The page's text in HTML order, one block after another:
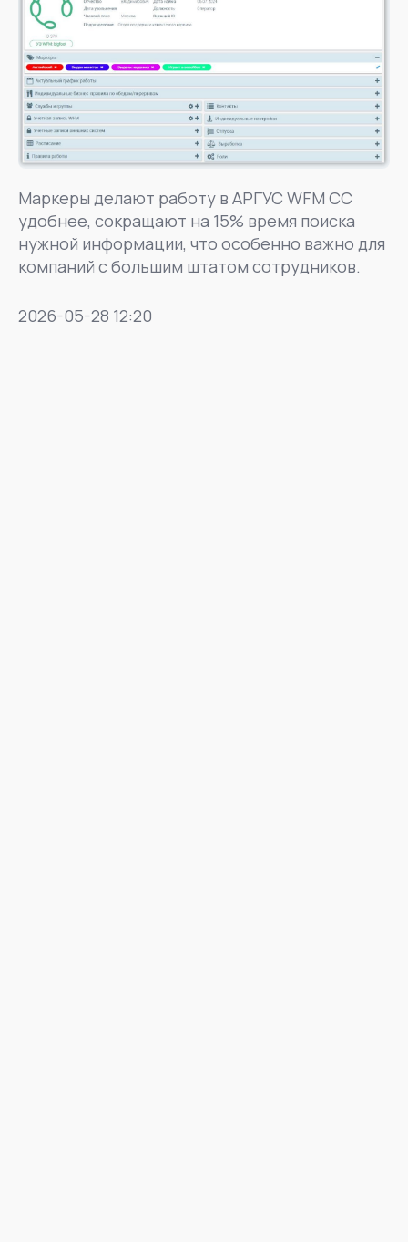
Маркеры делают работу в АРГУС WFM CC
удобнее, сокращают на 15% время поиска
нужной информации, что особенно важно для
компаний с большим штатом сотрудников.
2026-05-28 12:20